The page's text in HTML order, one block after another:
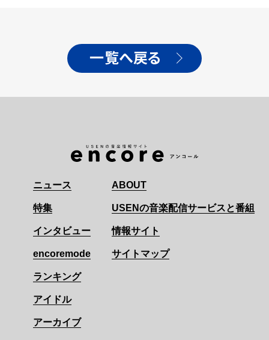
一覧へ戻る
ニュース
特集
インタビュー
encoremode
ランキング
アイドル
アーカイブ
ABOUT
USENの音楽配信サービスと番組
情報サイト
サイトマップ